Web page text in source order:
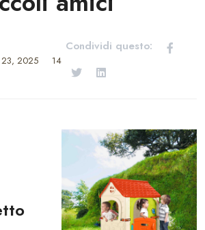
2025 14
Condividi questo: